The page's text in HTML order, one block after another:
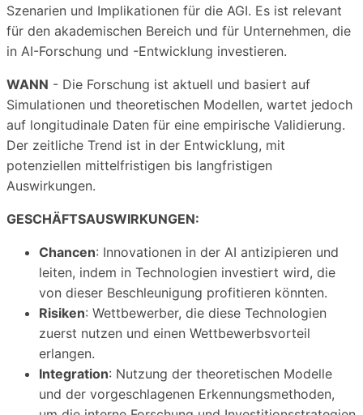
Szenarien und Implikationen für die AGI. Es ist relevant
für den akademischen Bereich und für Unternehmen, die
in AI-Forschung und -Entwicklung investieren.
WANN - Die Forschung ist aktuell und basiert auf
Simulationen und theoretischen Modellen, wartet jedoch
auf longitudinale Daten für eine empirische Validierung.
Der zeitliche Trend ist in der Entwicklung, mit
potenziellen mittelfristigen bis langfristigen
Auswirkungen.
GESCHÄFTSAUSWIRKUNGEN:
Chancen: Innovationen in der AI antizipieren und
leiten, indem in Technologien investiert wird, die
von dieser Beschleunigung profitieren könnten.
Risiken: Wettbewerber, die diese Technologien
zuerst nutzen und einen Wettbewerbsvorteil
erlangen.
Integration: Nutzung der theoretischen Modelle
und der vorgeschlagenen Erkennungsmethoden,